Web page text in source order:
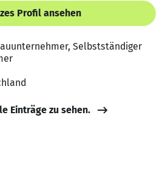
Profil ansehen
Selbstständiger
Einträge zu sehen.